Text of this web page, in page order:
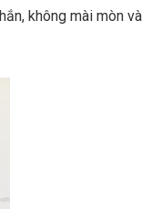
không mài mòn và